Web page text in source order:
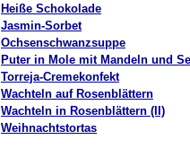
Heiße Schokolade
Jasmin-Sorbet
Ochsenschwanzsuppe
Puter in Mole mit Mandeln und
Torreja-Cremekonfekt
Wachteln auf Rosenblättern
Wachteln in Rosenblättern (II)
Weihnachtstortas